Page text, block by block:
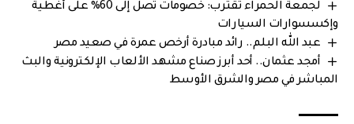
لجمعة الحمراء تقترب: خصومات تصل إلى 60% على أغطية
وإكسسوارات السيارات
عبد الله البلم.. رائد مبادرة أرخص عمرة في صعيد مصر
أمجد عثمان.. أحد أبرز صناع مشهد الألعاب الإلكترونية والبث
المباشر في مصر والشرق الأوسط